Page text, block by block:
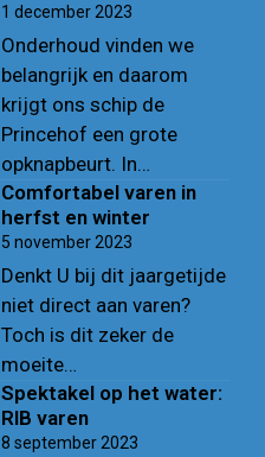
1 december 2023
Onderhoud vinden we
belangrijk en daarom
krijgt ons schip de
Princehof een grote
opknapbeurt. In…
Comfortabel varen in
herfst en winter
5 november 2023
Denkt U bij dit jaargetijde
niet direct aan varen?
Toch is dit zeker de
moeite…
Spektakel op het water:
RIB varen
8 september 2023